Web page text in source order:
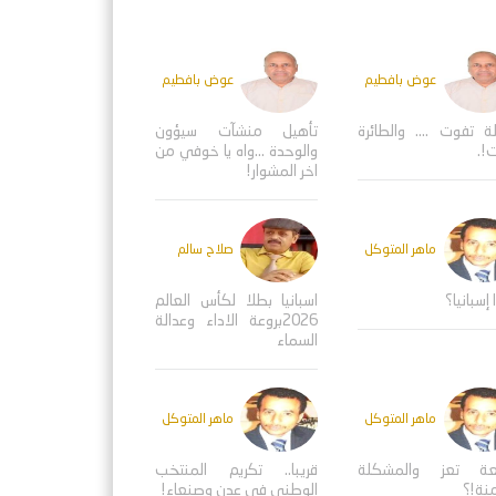
عوض بافطيم
تفوت .... والطائرة
عوض بافطيم
تأهيل منشآت سيؤون
والوحدة ...واه يا خوفي من
اخر المشوار!
ماهر المتوكل
إسبانيا؟
صلاح سالم
اسبانيا بطلا لكأس العالم
2026بروعة الاداء وعدالة
السماء
ماهر المتوكل
تعز والمشكلة
ماهر المتوكل
قريبا.. تكريم المنتخب
الوطني في عدن وصنعاء!